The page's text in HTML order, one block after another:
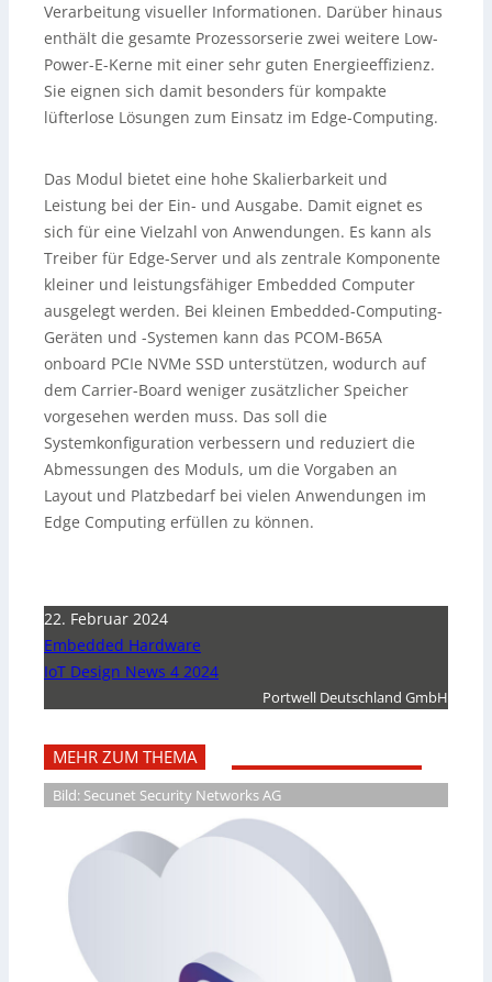
Verarbeitung visueller Informationen. Darüber hinaus
enthält die gesamte Prozessorserie zwei weitere Low-
Power-E-Kerne mit einer sehr guten Energieeffizienz.
Sie eignen sich damit besonders für kompakte
lüfterlose Lösungen zum Einsatz im Edge-Computing.
Das Modul bietet eine hohe Skalierbarkeit und
Leistung bei der Ein- und Ausgabe. Damit eignet es
sich für eine Vielzahl von Anwendungen. Es kann als
Treiber für Edge-Server und als zentrale Komponente
kleiner und leistungsfähiger Embedded Computer
ausgelegt werden. Bei kleinen Embedded-Computing-
Geräten und -Systemen kann das PCOM-B65A
onboard PCIe NVMe SSD unterstützen, wodurch auf
dem Carrier-Board weniger zusätzlicher Speicher
vorgesehen werden muss. Das soll die
Systemkonfiguration verbessern und reduziert die
Abmessungen des Moduls, um die Vorgaben an
Layout und Platzbedarf bei vielen Anwendungen im
Edge Computing erfüllen zu können.
22. Februar 2024
Embedded Hardware
IoT Design News 4 2024
Portwell Deutschland GmbH
MEHR ZUM THEMA
Bild: Secunet Security Networks AG